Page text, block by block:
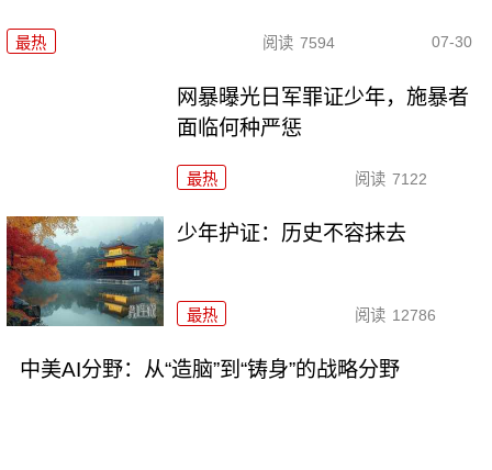
最热 阅读 7594 07-30
网暴曝光日军罪证少年，施暴者
面临何种严惩
最热 阅读 7122
少年护证：历史不容抹去
最热 阅读 12786
中美AI分野：从“造脑”到“铸身”的战略分野